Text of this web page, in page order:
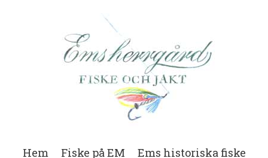
Hem Fiske på EM Ems historiska fiske